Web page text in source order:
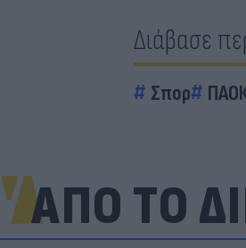
Διάβασε
Σπορ
ΑΠΟ ΤΟ